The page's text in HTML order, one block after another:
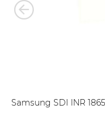
Samsung SDI INR 18650-25R Li-Ionen Akku 2500 mAh 3,6 V